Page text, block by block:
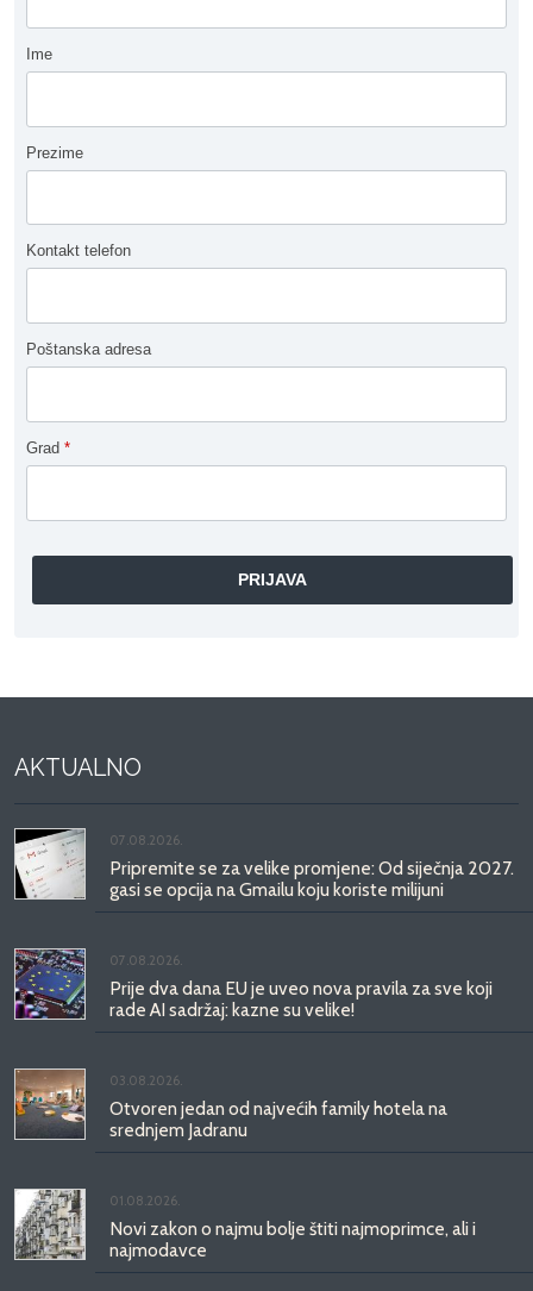
Ime
Prezime
Kontakt telefon
Poštanska adresa
Grad *
AKTUALNO
07.08.2026.
Pripremite se za velike promjene: Od siječnja 2027.
gasi se opcija na Gmailu koju koriste milijuni
07.08.2026.
Prije dva dana EU je uveo nova pravila za sve koji
rade AI sadržaj: kazne su velike!
03.08.2026.
Otvoren jedan od najvećih family hotela na
srednjem Jadranu
01.08.2026.
Novi zakon o najmu bolje štiti najmoprimce, ali i
najmodavce